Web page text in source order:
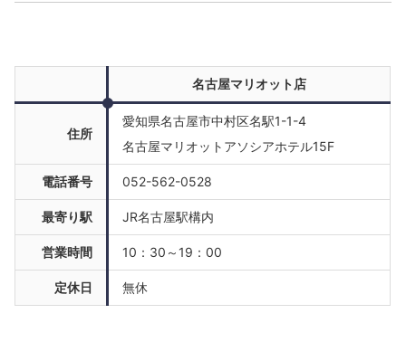
名古屋マリオット店
住所
愛知県名古屋市中村区名駅1-1-4
名古屋マリオットアソシアホテル15F
電話番号 052-562-0528
最寄り駅 JR名古屋駅構内
営業時間 10：30～19：00
定休日 無休